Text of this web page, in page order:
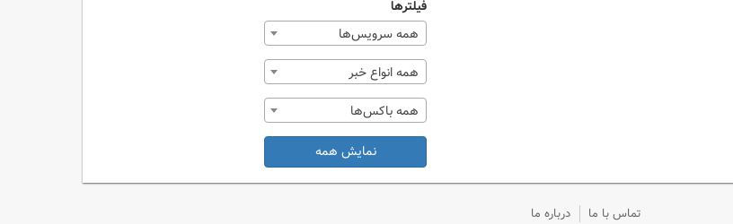
فیلترها
همه سرویس‌ها
همه انواع خبر
همه باکس‌ها
نمایش همه
تماس با ما درباره ما